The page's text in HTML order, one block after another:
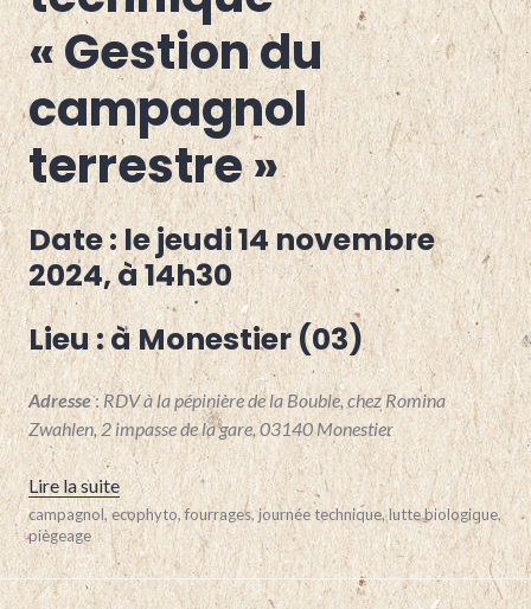
GRANDES
CULTURES ,
HAUTE-
LOIRE ,
MARAÎCHAGE,
OVINS,
POLYÉLEVAGE
PUY-
DE-
DOME
« Gestion du
campagnol
terrestre »
Date : le jeudi 14 novembre
2024, à 14h30
Lieu :à Monestier (03)
Adresse:RDV à la pépinière de la Bouble, chez Romina
Zwahlen, 2 impasse de la gare, 03140 Monestier
Lire la suite« Novembre : Rencontre technique « Gestion du
7
novembre
2024
campagnol,ecophyto,fourrages,journée technique,lutte biologique,
piègeage